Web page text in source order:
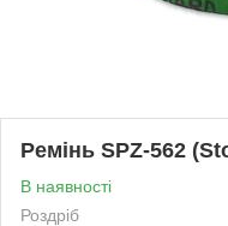
Ремінь SPZ-562
В наявності
Роздріб